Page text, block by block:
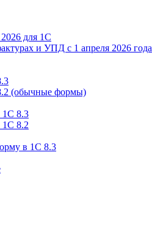
для 1C
и УПД с 1 апреля 2026 года
(обычные формы)
1С 8.3
1С 8.2
в 1С 8.3